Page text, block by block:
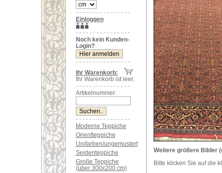
Einloggen
Noch kein Kunden-
Login?
Ihr Warenkorb:
Ihr Warenkorb ist leer.
Artikelnummer:
Moderne Teppiche
Orientteppiche
Unifarben/ungemustert
Seidenteppiche
Große Teppiche
(über 300x200 cm)
Weitere größere Bilder
Bitte klicken Sie auf die